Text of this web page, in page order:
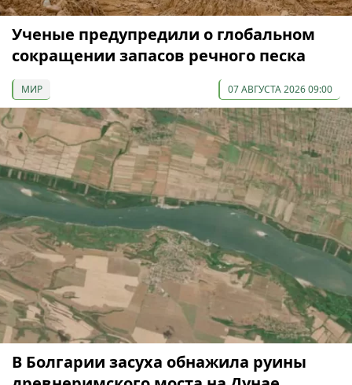
Ученые предупредили о глобальном
сокращении запасов речного песка
МИР 07 АВГУСТА 2026 09:00
В Болгарии засуха обнажила руины